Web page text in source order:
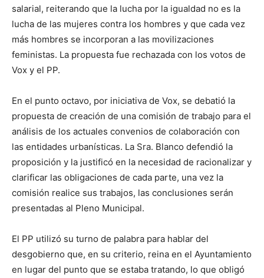
salarial, reiterando que la lucha por la igualdad no es la
lucha de las mujeres contra los hombres y que cada vez
más hombres se incorporan a las movilizaciones
feministas. La propuesta fue rechazada con los votos de
Vox y el PP.
En el punto octavo, por iniciativa de Vox, se debatió la
propuesta de creación de una comisión de trabajo para el
análisis de los actuales convenios de colaboración con
las entidades urbanísticas. La Sra. Blanco defendió la
proposición y la justificó en la necesidad de racionalizar y
clarificar las obligaciones de cada parte, una vez la
comisión realice sus trabajos, las conclusiones serán
presentadas al Pleno Municipal.
El PP utilizó su turno de palabra para hablar del
desgobierno que, en su criterio, reina en el Ayuntamiento
en lugar del punto que se estaba tratando, lo que obligó